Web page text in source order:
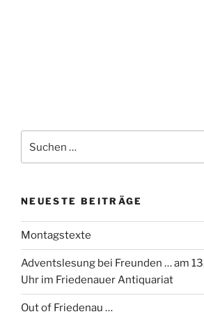
nach:
NEUESTE BEITRÄGE
Montagstexte
Adventslesung bei Freunden … am
Uhr im Friedenauer Antiquariat
Out of Friedenau …